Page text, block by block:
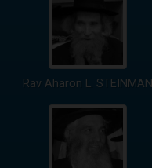
Rav Aharon L. STEINMAN